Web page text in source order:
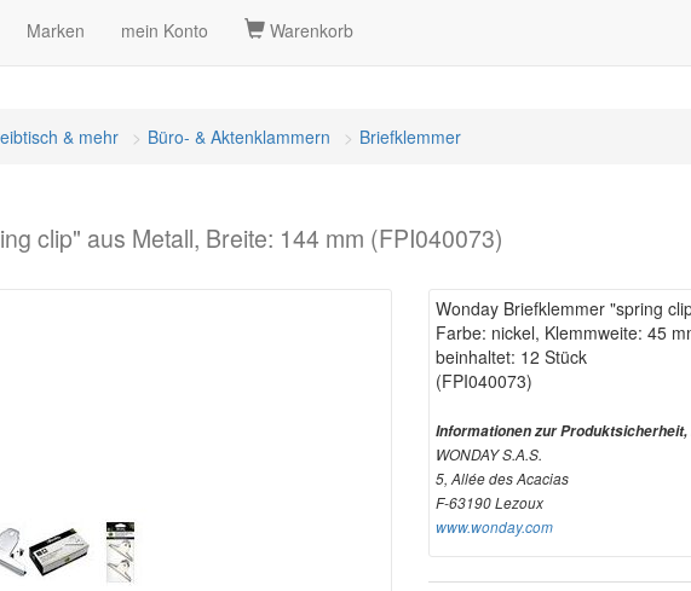
Marken mein Konto Warenkorb
& mehr Büro- & Aktenklammern Briefklemmer
clip" aus Metall, Breite: 144 mm (FPI040073)
Wonday Briefklemmer "spring
Farbe: nickel, Klemmweite: 45
beinhaltet: 12 Stück
(FPI040073)
Informationen zur
WONDAY S.A.S.
5, Allée des Acacias
F-63190 Lezoux
www.wonday.com